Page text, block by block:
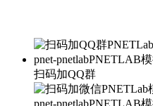
扫码加QQ群